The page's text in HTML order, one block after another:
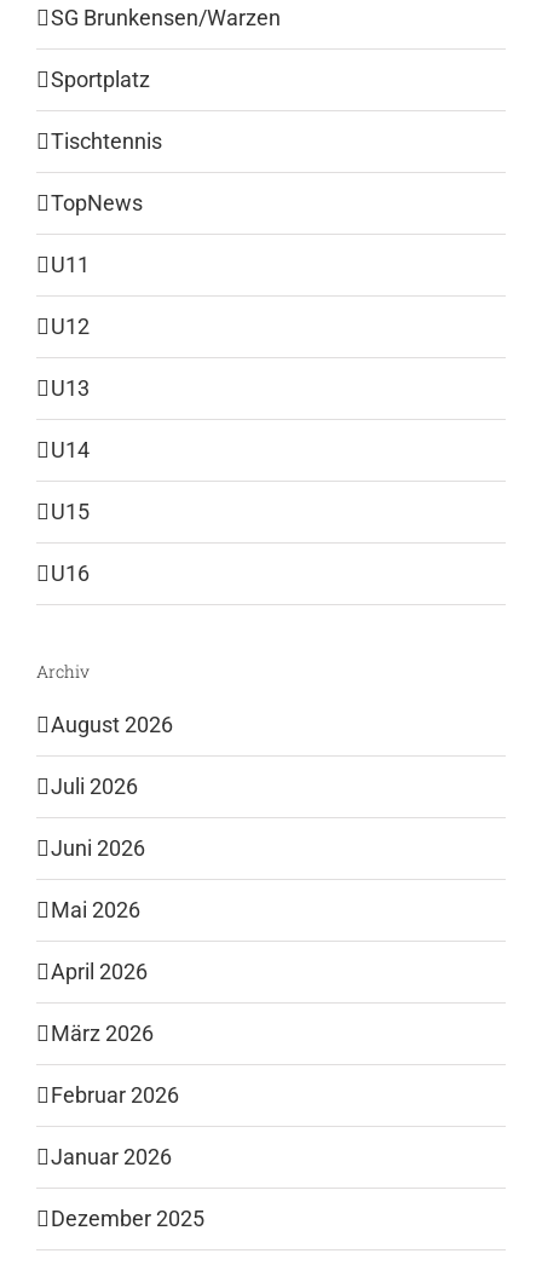
SG Brunkensen/Warzen
Sportplatz
Tischtennis
TopNews
U11
U12
U13
U14
U15
U16
Archiv
August 2026
Juli 2026
Juni 2026
Mai 2026
April 2026
März 2026
Februar 2026
Januar 2026
Dezember 2025